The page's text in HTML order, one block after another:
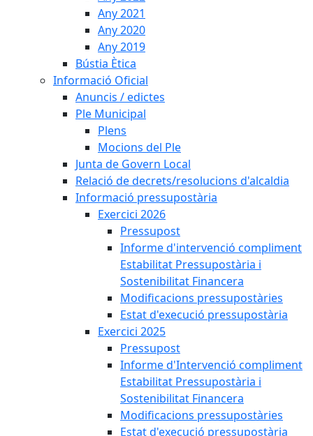
Any 2021
Any 2020
Any 2019
Bústia Ètica
Informació Oficial
Anuncis / edictes
Ple Municipal
Plens
Mocions del Ple
Junta de Govern Local
Relació de decrets/resolucions d'alcaldia
Informació pressupostària
Exercici 2026
Pressupost
Informe d'intervenció compliment
Estabilitat Pressupostària i
Sostenibilitat Financera
Modificacions pressupostàries
Estat d'execució pressupostària
Exercici 2025
Pressupost
Informe d'Intervenció compliment
Estabilitat Pressupostària i
Sostenibilitat Financera
Modificacions pressupostàries
Estat d'execució pressupostària